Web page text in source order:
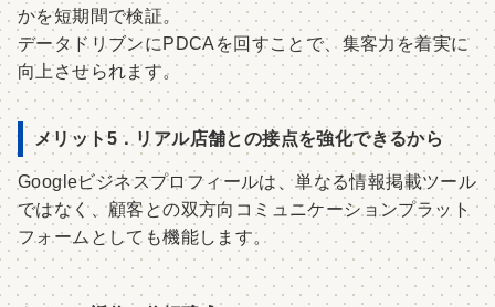
かを短期間で検証。
データドリブンにPDCAを回すことで、集客力を着実に
向上させられます。
メリット5．リアル店舗との接点を強化できるから
Googleビジネスプロフィールは、単なる情報掲載ツール
ではなく、顧客との双方向コミュニケーションプラット
フォームとしても機能します。